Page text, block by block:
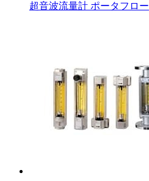
超音波流量計 ポータフロー